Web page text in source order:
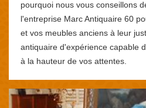
pourquoi nous vous conseillons
l'entreprise Marc Antiquaire 60
et vos meubles anciens à leur
antiquaire d'expérience capable
à la hauteur de vos attentes.